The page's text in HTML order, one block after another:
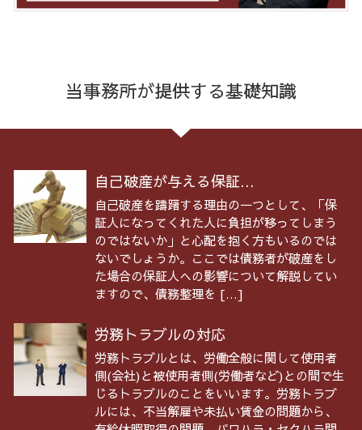
当事務所が提供する基礎知識
自己破産が与える保証...
自己破産を躊躇する理由の一つとして、「保
証人になってくれた人に負担が移ってしまう
のではないか」と心配を抱く方もいるのでは
ないでしょうか。ここでは債務者が破産をし
た場合の保証人への影響について解説してい
ますので、債務整理を […]
労務トラブルの対応
労務トラブルとは、労働全般に関して使用者
側(会社)と被使用者側(労働者など)との間で生
じるトラブルのことをいいます。労務トラブ
ルには、不当解雇や未払い賃金の問題から、